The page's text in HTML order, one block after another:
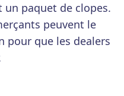
un paquet de clopes.
peuvent le
pour que les dealers